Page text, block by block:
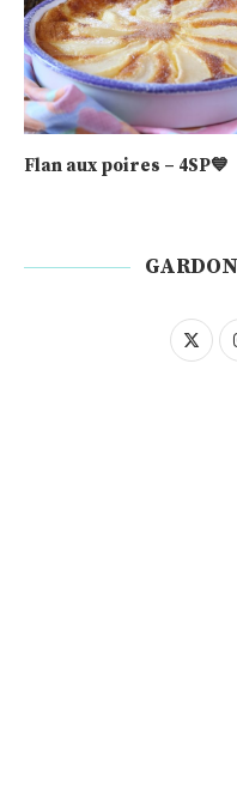
Flan aux poires – 4SP💙